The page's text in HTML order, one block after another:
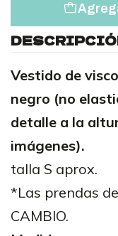
Vestido de
negro (no
detalle a la
imágenes).
talla S aprox.
*Las prendas
CAMBIO.